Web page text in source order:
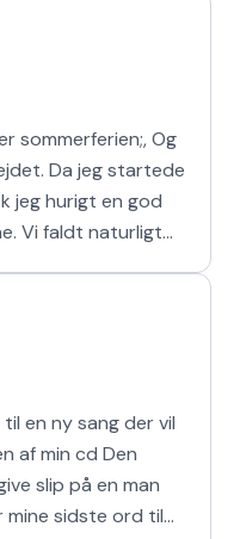
sommerferien;, Og
jeg hurigt en god
Vi faldt naturligt
en ny sang der vil
min cd Den
slip på en man
mine sidste ord til